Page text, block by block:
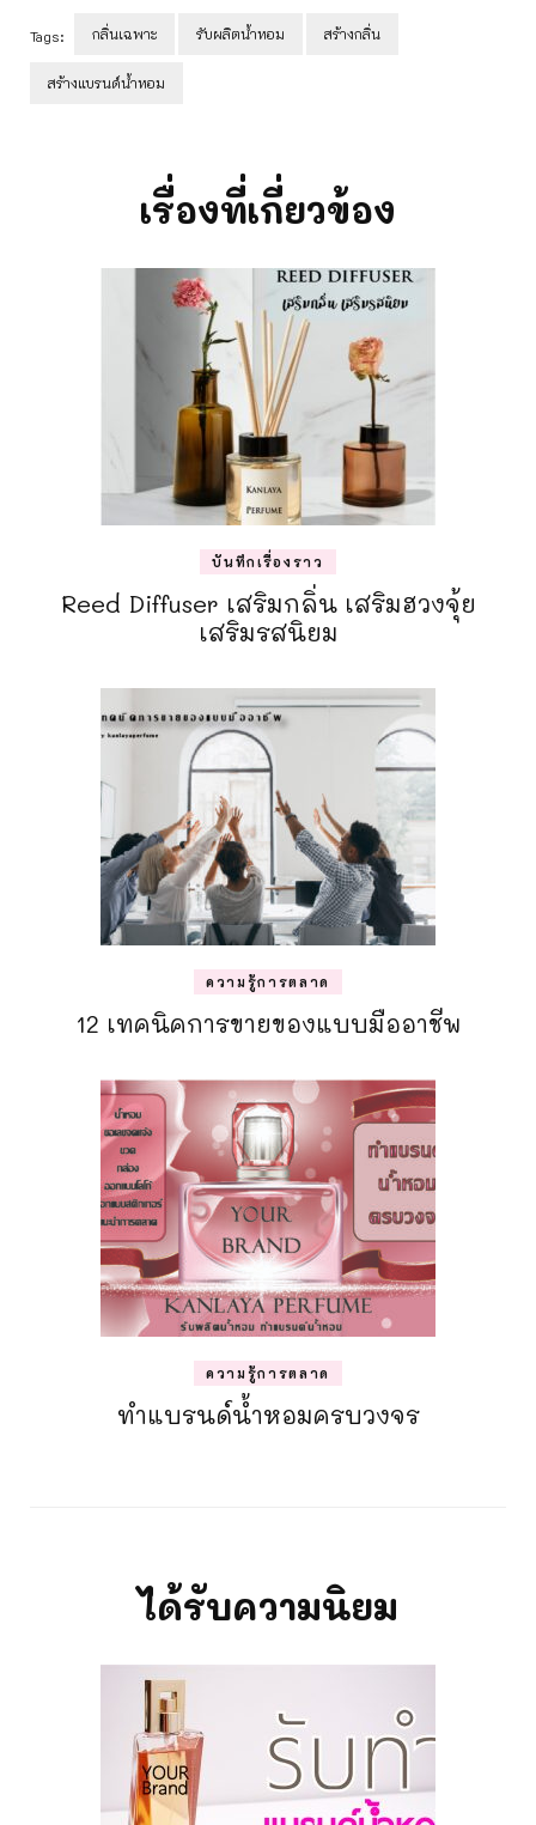
Tags: กลิ่นเฉพาะ รับผลิตน้ำหอม สร้างกลิ่น
สร้างแบรนด์น้ำหอม
เรื่องที่เกี่ยวข้อง
บันทึกเรื่องราว
Reed Diffuser เสริมกลิ่น เสริมฮวงจุ้ย
เสริมรสนิยม
ความรู้การตลาด
12 เทคนิคการขายของแบบมืออาชีพ
ความรู้การตลาด
ทำแบรนด์น้ำหอมครบวงจร
ได้รับความนิยม